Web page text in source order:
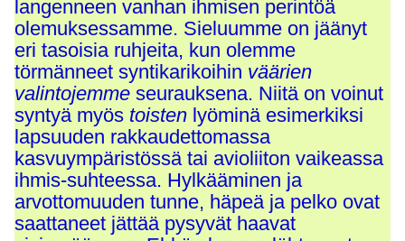
langenneen vanhan ihmisen perintöä
olemuksessamme. Sieluumme on jäänyt
eri tasoisia ruhjeita, kun olemme
törmänneet syntikarikoihin väärien
valintojemmeseurauksena. Niitä on voinut
syntyä myös toisten lyöminä esimerkiksi
lapsuuden rakkaudettomassa
kasvuympäristössä tai avioliiton vaikeassa
ihmis-suhteessa. Hylkääminen ja
arvottomuuden tunne, häpeä ja pelko ovat
saattaneet jättää pysyvät haavat